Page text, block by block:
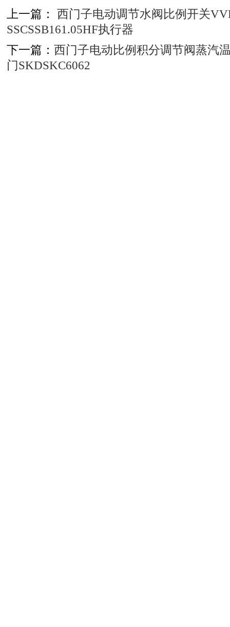
上一篇： 西门子电动调节水阀比例开关
SSCSSB161.05HF执行器
下一篇： 西门子电动比例积分调节阀蒸汽
门SKDSKC6062